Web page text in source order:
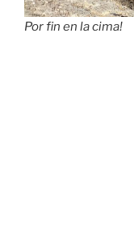
Por fin en la cima!